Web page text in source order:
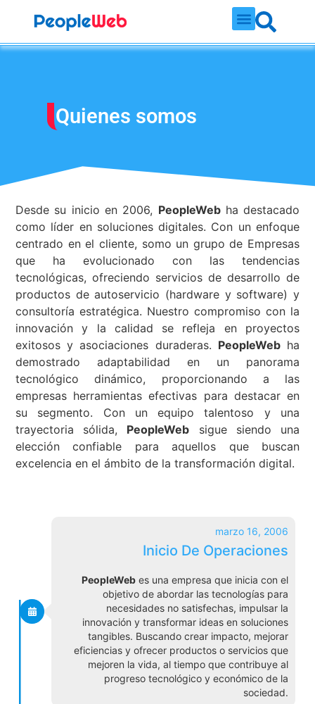
Quienes somos
Desde su inicio en 2006, PeopleWebha destacado
como líder en soluciones digitales. Con un enfoque
centrado en el cliente, somo un grupo de Empresas
que ha evolucionado con las tendencias
tecnológicas, ofreciendo servicios de desarrollo de
productos de autoservicio (hardware y software) y
consultoría estratégica. Nuestro compromiso con la
innovación y la calidad se refleja en proyectos
exitosos y asociaciones duraderas. PeopleWebha
demostrado adaptabilidad en un panorama
tecnológico dinámico, proporcionando a las
empresas herramientas efectivas para destacar en
su segmento. Con un equipo talentoso y una
trayectoria sólida, PeopleWeb sigue siendo una
elección confiable para aquellos que buscan
excelencia en el ámbito de la transformación digital.
marzo 16, 2006
Inicio De Operaciones
PeopleWebes una empresa que inicia con el
objetivo de abordar las tecnologías para
necesidades no satisfechas, impulsar la
innovación y transformar ideas en soluciones
tangibles. Buscando crear impacto, mejorar
eficiencias y ofrecer productos o servicios que
mejoren la vida, al tiempo que contribuye al
progreso tecnológico y económico de la
sociedad.